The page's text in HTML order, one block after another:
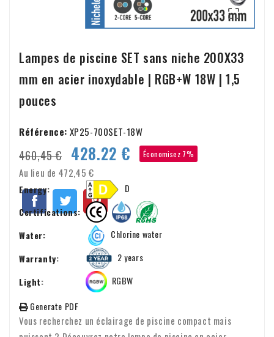

Lampes de piscine SET sans niche 200X33
mm en acier inoxydable | RGB+W 18W | 1,5
pouces
Référence: XP25-700SET-18W
460,45 € 428.22 € Économisez 7%
Au lieu de 472,45 €
Energy:
D
Certifications:
Water:
Chlorine water
Warranty:
2 years
Light:
RGBW
Generate PDF
Vous recherchez un éclairage de piscine compact mais